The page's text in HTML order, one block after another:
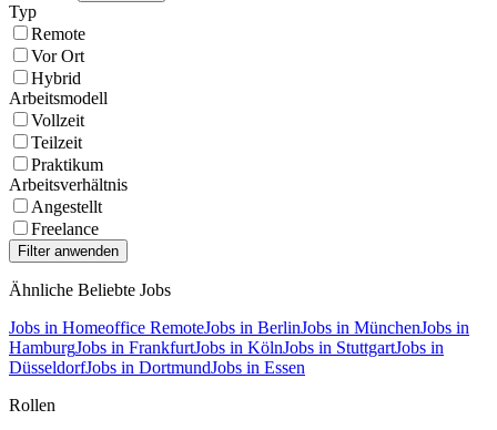
Typ
Remote
Vor Ort
Hybrid
Arbeitsmodell
Vollzeit
Teilzeit
Praktikum
Arbeitsverhältnis
Angestellt
Freelance
Ähnliche Beliebte Jobs
Jobs in Homeoffice RemoteJobs in BerlinJobs in MünchenJobs in
HamburgJobs in FrankfurtJobs in KölnJobs in StuttgartJobs in
DüsseldorfJobs in DortmundJobs in Essen
Rollen